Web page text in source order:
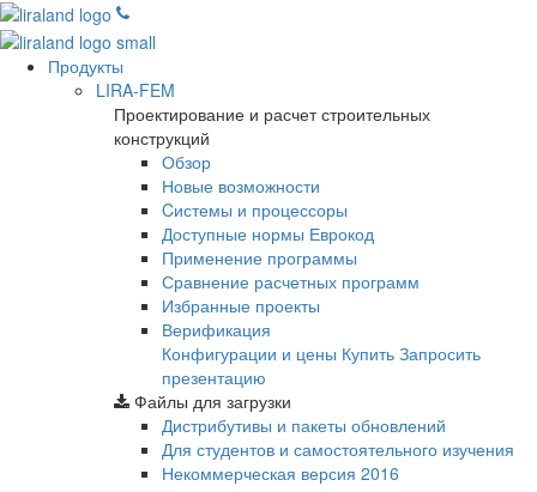
Продукты
LIRA-FEM
Проектирование и расчет строительных
конструкций
Обзор
Новые возможности
Cистемы и процессоры
Доступные нормы Еврокод
Применение программы
Сравнение расчетных программ
Избранные проекты
Верификация
Конфигурации и цены Купить Запросить
презентацию
Файлы для загрузки
Дистрибутивы и пакеты обновлений
Для студентов и самостоятельного изучения
Некоммерческая версия 2016